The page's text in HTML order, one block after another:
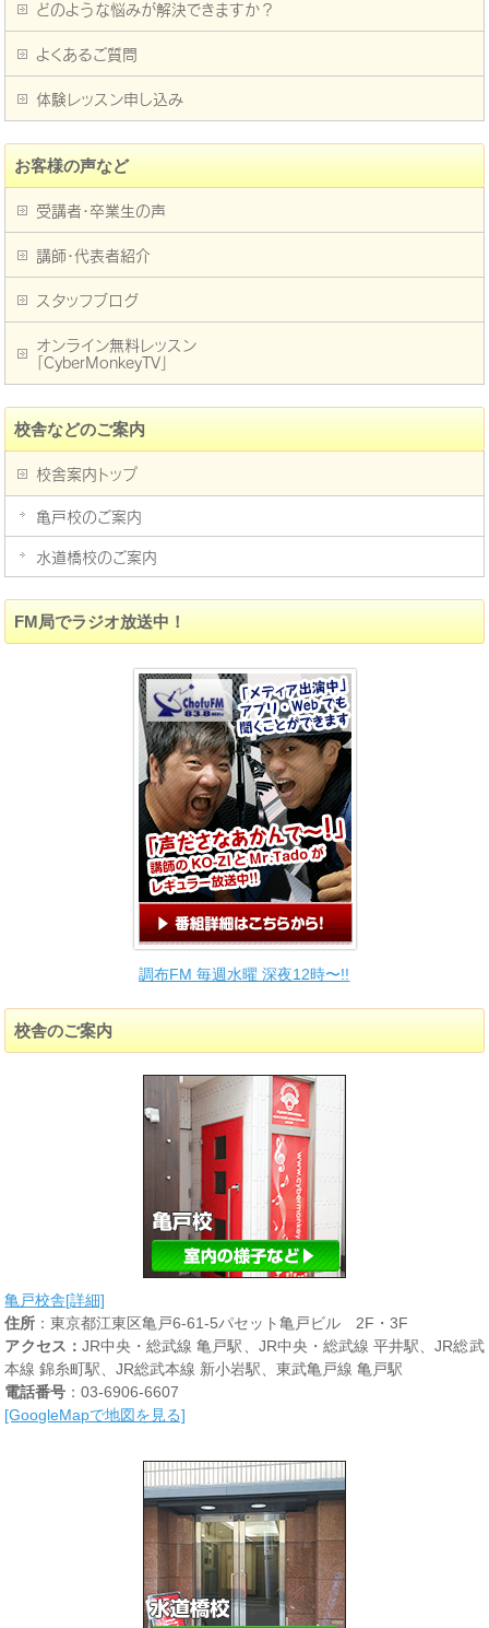
どのような悩みが解決できますか？
よくあるご質問
体験レッスン申し込み
お客様の声など
受講者・卒業生の声
講師・代表者紹介
スタッフブログ
オンライン無料レッスン
「CyberMonkeyTV」
校舎などのご案内
校舎案内トップ
亀戸校のご案内
水道橋校のご案内
FM局でラジオ放送中！
調布FM 毎週水曜 深夜12時〜!!
校舎のご案内
亀戸校舎[詳細]
住所 ：東京都江東区亀戸6-61-5パセット亀戸ビル 2F・3F
アクセス： JR中央・総武線 亀戸駅、JR中央・総武線 平井駅、JR総武
本線 錦糸町駅、JR総武本線 新小岩駅、東武亀戸線 亀戸駅
電話番号 ：03-6906-6607
[GoogleMapで地図を見る]